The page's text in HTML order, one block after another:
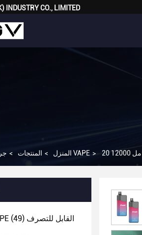
INDUSTRY CO., LIMITED
المنزل > المنتجات > جراب خرطوشة VAPE >
جهاز VAPE القابل للتصرف (49)